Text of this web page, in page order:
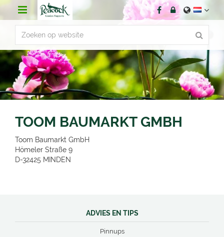
r
n
t
TOOM BAUMARKT GMBH
Toom Baumarkt GmbH
Hömeler Straße 9
D-32425 MINDEN
ADVIES EN TIPS
Pinnups